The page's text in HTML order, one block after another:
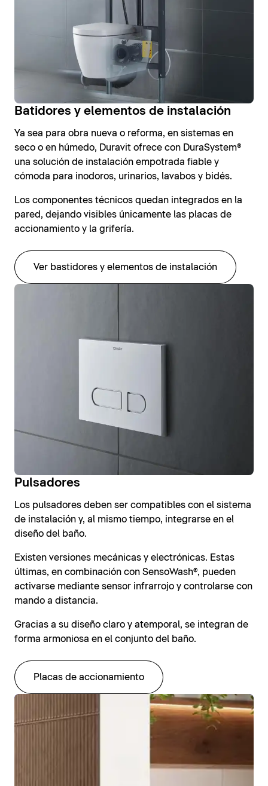
Batidores y elementos de instalación
Ya sea para obra nueva o reforma, en sistemas en
seco o en húmedo, Duravit ofrece con DuraSystem®
una solución de instalación empotrada fiable y
cómoda para inodoros, urinarios, lavabos y bidés.
Los componentes técnicos quedan integrados en la
pared, dejando visibles únicamente las placas de
accionamiento y la grifería.
Ver bastidores y elementos de instalación
Pulsadores
Los pulsadores deben ser compatibles con el sistema
de instalación y, al mismo tiempo, integrarse en el
diseño del baño.
Existen versiones mecánicas y electrónicas. Estas
últimas, en combinación con SensoWash®, pueden
activarse mediante sensor infrarrojo y controlarse con
mando a distancia.
Gracias a su diseño claro y atemporal, se integran de
forma armoniosa en el conjunto del baño.
Placas de accionamiento